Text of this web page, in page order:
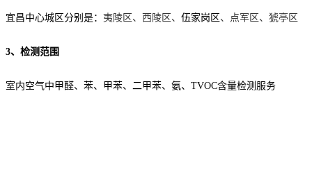
宜昌中心城区分别是： 夷陵区、西陵区、 伍家岗区 、点军区、猇亭区
3、检测范围
室内空气中甲醛、苯、甲苯、二甲苯、氨、TVOC含量检测服务